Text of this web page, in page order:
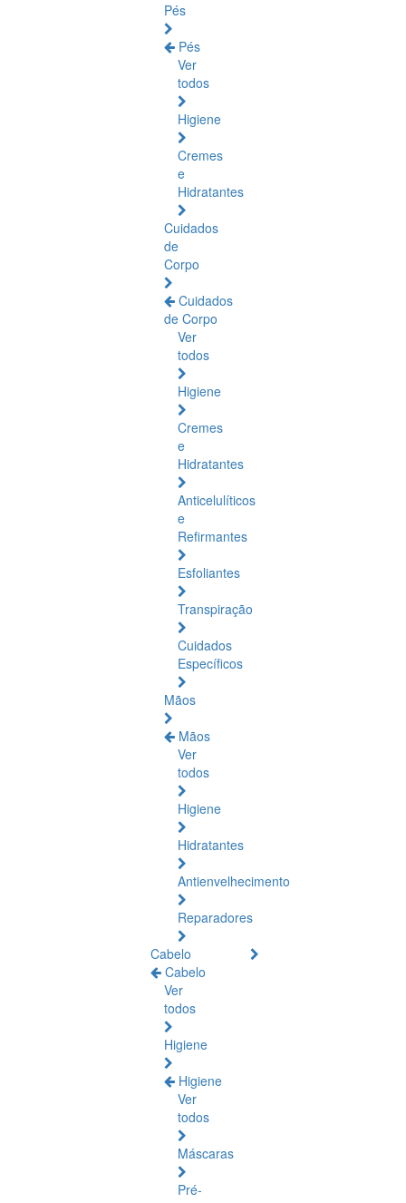
Pés
Pés
Ver
todos
Higiene
Cremes
e
Hidratantes
Cuidados
de
Corpo
Cuidados
de Corpo
Ver
todos
Higiene
Cremes
e
Hidratantes
Anticelulíticos
e
Refirmantes
Esfoliantes
Transpiração
Cuidados
Específicos
Mãos
Mãos
Ver
todos
Higiene
Hidratantes
Antienvelhecimento
Reparadores
Cabelo
Cabelo
Ver
todos
Higiene
Higiene
Ver
todos
Máscaras
Pré-